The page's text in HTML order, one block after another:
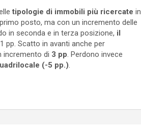
tipologie di immobili più ricercate in
posto, ma con un incremento delle
in seconda e in terza posizione, il
pp. Scatto in avanti anche per
incremento di 3 pp . Perdono invece
(-5 pp.)